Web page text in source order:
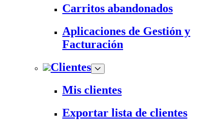
Carritos abandonados
Aplicaciones de Gestión y
Facturación
Clientes
Mis clientes
Exportar lista de clientes